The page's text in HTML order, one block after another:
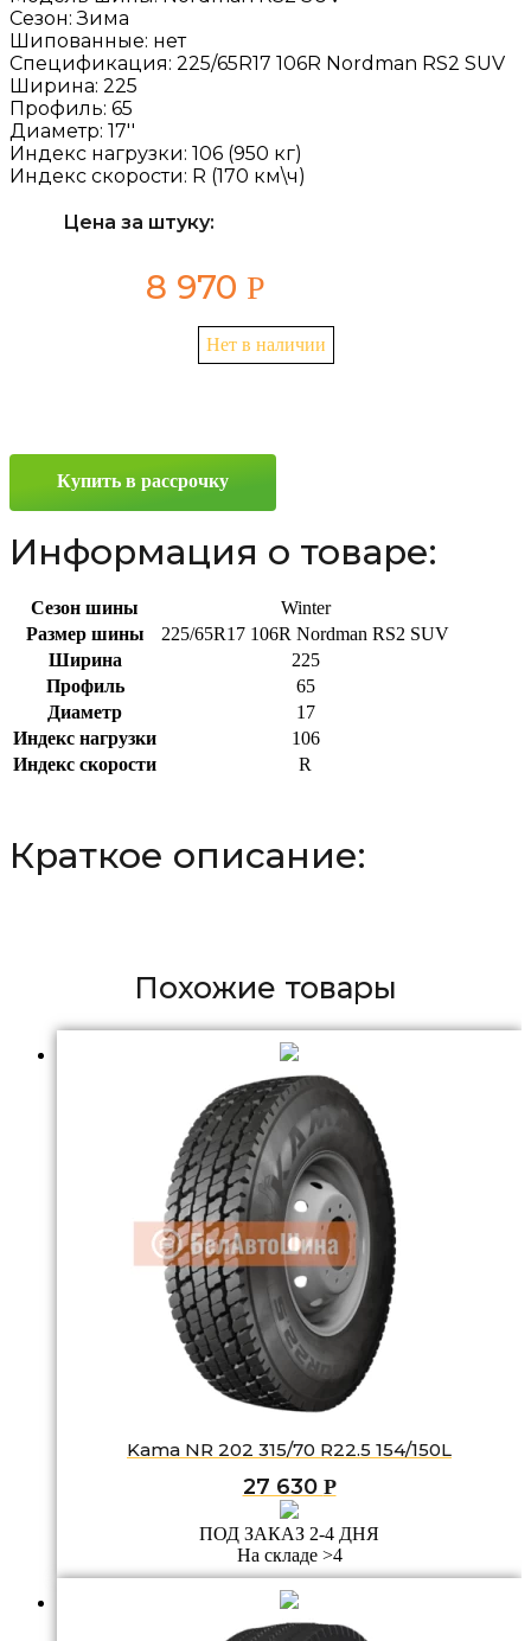
Сезон:Зима
Шипованные: нет
Спецификация: 225/65R17 106R Nordman RS2 SUV
Ширина: 225
Профиль: 65
Диаметр: 17''
Индекс нагрузки: 106 (950 кг)
Индекс скорости: R (170 км\ч)
Цена за штуку:
8 970 Р
Нет в наличии
Купить в рассрочку
Информация о товаре:
Сезон шины
Winter
Размер шины
225/65R17 106R Nordman RS2 SUV
Ширина
225
Профиль
65
Диаметр
17
Индекс нагрузки
106
Индекс скорости
R
Краткое описание:
Похожие товары
Kama NR 202 315/70 R22.5 154/150L
27 630 Р
ПОД ЗАКАЗ 2-4 ДНЯ
На складе >4